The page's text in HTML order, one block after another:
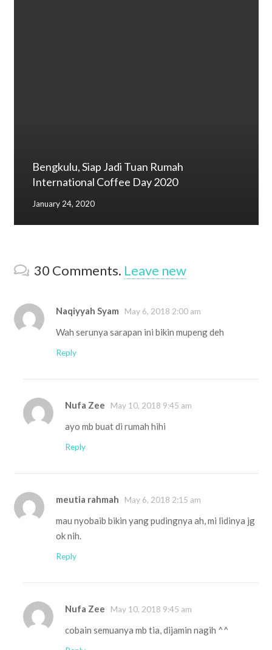
Bengkulu, Siap Jadi Tuan Rumah
International Coffee Day 2020
January 24, 2020
30 Comments. Leave new
Naqiyyah Syam May 6, 2018 2:00 am
Wah serunya sarapan ini bikin mupeng deh
Reply
Nufa Zee May 10, 2018 9:45 am
ayo mb buat di rumah hihi
Reply
meutia rahmah May 6, 2018 2:15 am
mau nyobaib bikin yang pudingnya ah, mi lidinya jg
ok nih.
Reply
Nufa Zee May 10, 2018 9:45 am
cobain semuanya mb tia, dijamin nagih ^^